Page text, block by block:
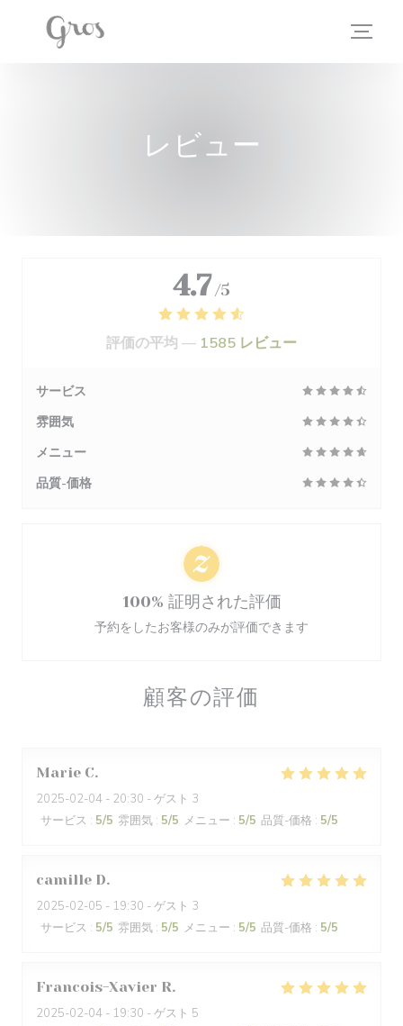
クッキー利用の管理について
レビュー
顧客の評価
Marie C
2025-02-04 - 20:30 - ゲスト 3
サービス : 5/5 雰囲気 : 5/5 メニュー : 5/5 品質-価格 : 5/5
camille D
2025-02-05 - 19:30 - ゲスト 3
サービス : 5/5 雰囲気 : 5/5 メニュー : 5/5 品質-価格 : 5/5
Francois-Xavier R
2025-02-04 - 19:30 - ゲスト 5
4.7 /5
評価の平均 — 1585 レビュー
サービス
雰囲気
メニュー
品質-価格
100% 証明された評価
予約をしたお客様のみが評価できます